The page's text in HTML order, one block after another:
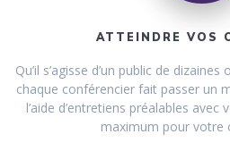
ATTEINDRE VOS
Qu’il s’agisse d’un public de
chaque conférencier fait passer un
l’aide d’entretiens préalables avec
maximum pour votre